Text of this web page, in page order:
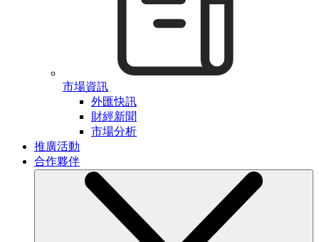
市場資訊
外匯快訊
財經新聞
市場分析
推廣活動
合作夥伴